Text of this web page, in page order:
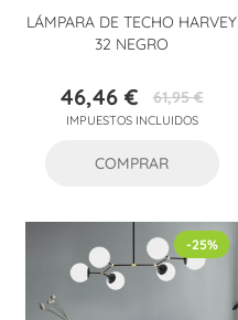
LÁMPARA DE TECHO HARVEY
32 NEGRO
Precio
46,46 €Precio
base
61,95 €
IMPUESTOS INCLUIDOS
COMPRAR
-25%